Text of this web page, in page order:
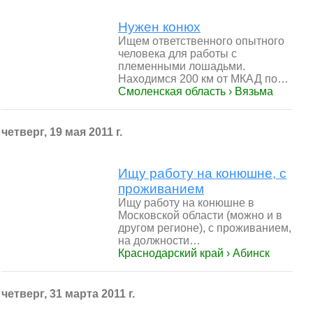
Нужен конюх
Ищем ответственного опытного
человека для работы с
племенными лошадьми.
Находимся 200 км от МКАД по…
Смоленская область › Вязьма
четверг, 19 мая 2011 г.
Ищу работу на конюшне, с
проживанием
Ищу работу на конюшне в
Московской области (можно и в
другом регионе), с проживанием,
на должности…
Краснодарский край › Абинск
четверг, 31 марта 2011 г.